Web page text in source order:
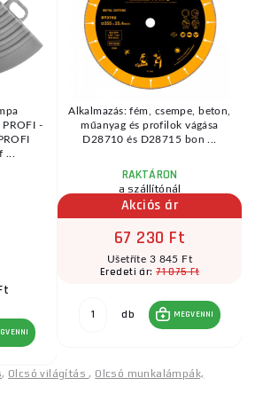
PROFI -
Alkalmazás: fém, csempe, beton,
műanyag és profilok vágása
D28710 és D28715 bon ...
RAKTÁRON
a szállítónál
Akciós ár
67 230 Ft
Ušetříte 3 845 Ft
Eredeti ár:71 075 Ft
db MEGVENNI
, Olcsó világítás, Olcsó munkalámpák,